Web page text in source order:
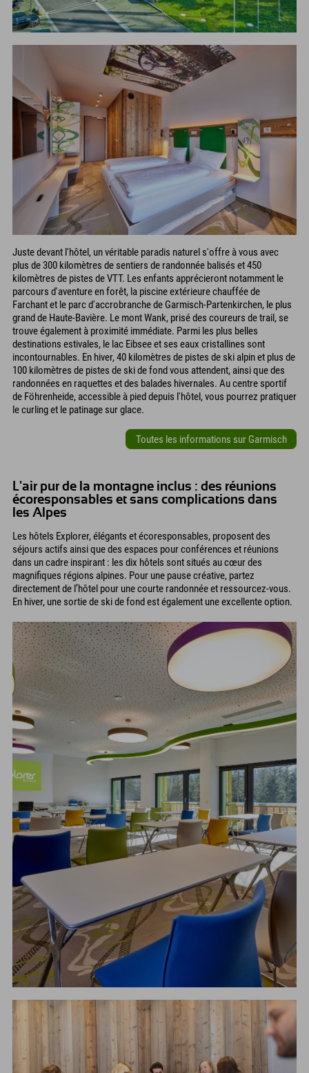
Juste devant l'hôtel, un véritable paradis naturel s'offre à vous avec
plus de 300 kilomètres de sentiers de randonnée balisés et 450
kilomètres de pistes de VTT. Les enfants apprécieront notamment le
parcours d'aventure en forêt, la piscine extérieure chauffée de
Farchant et le parc d'accrobranche de Garmisch-Partenkirchen, le plus
grand de Haute-Bavière. Le mont Wank, prisé des coureurs de trail, se
trouve également à proximité immédiate. Parmi les plus belles
destinations estivales, le lac Eibsee et ses eaux cristallines sont
incontournables. En hiver, 40 kilomètres de pistes de ski alpin et plus de
100 kilomètres de pistes de ski de fond vous attendent, ainsi que des
randonnées en raquettes et des balades hivernales. Au centre sportif
de Föhrenheide, accessible à pied depuis l'hôtel, vous pourrez pratiquer
le curling et le patinage sur glace.
Toutes les informations sur Garmisch
L'air pur de la montagne inclus : des réunions
écoresponsables et sans complications dans
les Alpes
Les hôtels Explorer, élégants et écoresponsables, proposent des
séjours actifs ainsi que des espaces pour conférences et réunions
dans un cadre inspirant : les dix hôtels sont situés au cœur des
magnifiques régions alpines. Pour une pause créative, partez
directement de l’hôtel pour une courte randonnée et ressourcez-vous.
En hiver, une sortie de ski de fond est également une excellente option.